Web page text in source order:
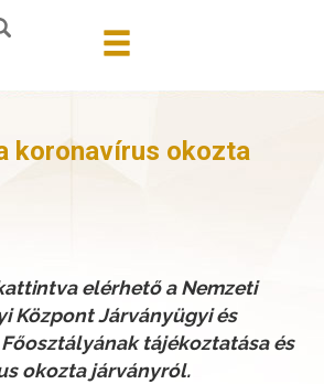
koronavírus okozta
elérhető a Nemzeti
Központ Járványügyi és
tájékoztatása és
okozta járványról.